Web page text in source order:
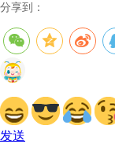
分享到：
发送